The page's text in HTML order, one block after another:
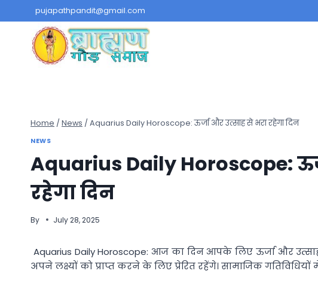
to
content
pujapathpandit@gmail.com
Home / News / Aquarius Daily Horoscope: ऊर्जा और उत्साह से भरा रहेगा दिन
NEWS
Aquarius Daily Horoscope:
रहेगा दिन
By July 28, 2025
Aquarius Daily Horoscope: आज का दिन आपके लिए ऊर्जा और
अपने लक्ष्यों को प्राप्त करने के लिए प्रेरित रहेंगे। सामाजिक